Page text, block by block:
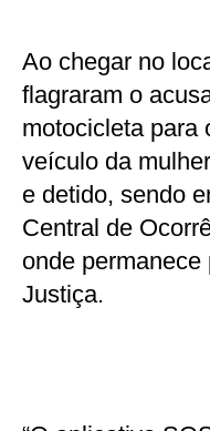
Ao chegar no
flagraram o
motocicleta para
veículo da
e detido, sendo
Central de
onde
Justiça.